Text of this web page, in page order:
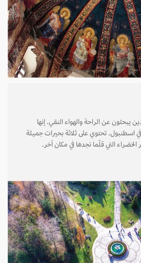
يبحثون عن الراحة والهواء النقي. إنها
تحتوي على ثلاثة بحيرات جميلة
التي قلّما نجدها في مكان آخر.